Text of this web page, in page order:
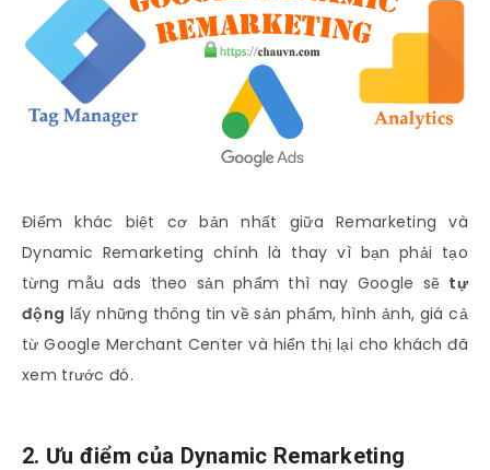
Điểm khác biệt cơ bản nhất giữa Remarketing và
Dynamic Remarketing chính là thay vì bạn phải tạo
từng mẫu ads theo sản phẩm thì nay Google sẽ tự
động lấy những thông tin về sản phẩm, hình ảnh, giá cả
từ Google Merchant Center và hiển thị lại cho khách đã
xem trước đó.
2. Ưu điểm của Dynamic Remarketing